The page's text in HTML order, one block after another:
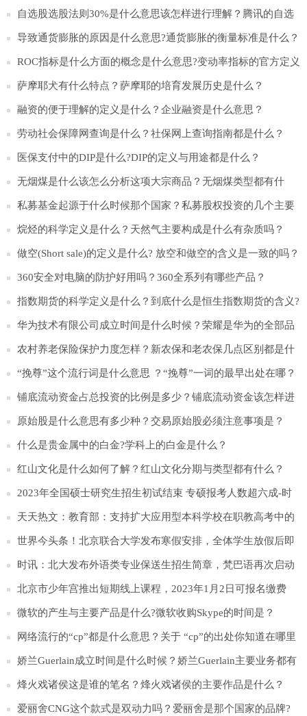
自选股选股法则30%是什么意思该怎样进行理解？腾讯的自选
股怎么样？
导致通货膨胀的原因是什么意思?通货膨胀的衡量标准是什么？
ROC指标是什么方面的概念是什么意思?变动率指标的官方定义
是什么？
萨摩耶犬有什么特点？萨摩耶的培育发展历史是什么？
融资的便于理解的定义是什么？企业融资是什么意思？
劳动社会保障网查询是什么？社保网上查询指南都是什么？
医保支付中的DIP是什么?DIP的定义与用途都是什么？
无烟煤是什么该怎么分析这项大宗商品？无烟煤类型都有什
么？
私募基金起源于什么时候那个国家？私募股权投资的几个主要
的特点是什么？
烷烃的科学定义是什么？天然气主要构成是什么有杂质吗？
做空(Short sale)的定义是什么? 放空和做空的含义是一致的吗？
360安全对电脑的防护好用吗？360全系列有哪些产品？
指数期货的科学定义是什么？到底什么是恒生指数期货的含义?
​华为技术有限公司成立时间是什么时候？荣耀是华为的全部品
牌吗？
农村养老保险保护力度怎样？新农保和老农保几点区别都是什
么？
“挽尊”这个流行词是什么意思 ？“挽尊”一词的最早出处在哪？
铺底流动资金占总投资的比例是多少？铺底流动资金该怎样进
行理解？
原始股是什么意思有多少种？交易原始股必须注意事项是？
什么是贵金属中的白金?学科上的白金是什么？
红山文化是什么如何了解？红山文化分期与类型都有什么？
2023年全国硕士研究生招生初试结束 专硕报考人数超六成-时
快讯
天天热文：教育部：支持扩大应用型本科学校在职教高考中的
招生规模
世界今头条！北京联合大学发布寒假安排，全体学生放假后即
离校返家
时讯：北大发布外语类专业保送生招生简章，梵巴语再次启动
招生
北京市少年宫推出短期线上课程，2023年1月2日可报名缴费
微软的产生与主要产品是什么?微软收购Skype的时间是？
网络流行的“cp”都是什么意思？关于 “cp”的出处你知道在哪里
吗？
娇兰Guerlain成立时间是什么时候？娇兰Guerlain主要业务都有
那些方面？
烽火戏诸侯这是谁的笔名？烽火戏诸侯的主要作品是什么？
爱丽舍CNG这个款式是双动力吗？爱丽舍是那个国家的品牌?